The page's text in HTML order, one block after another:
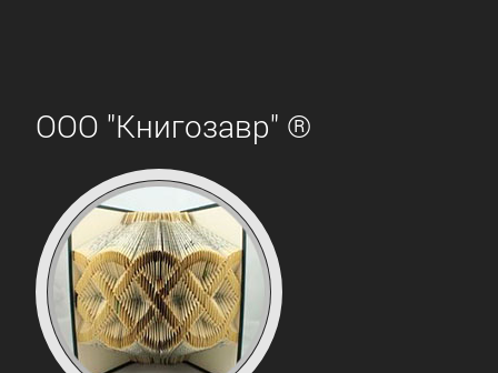
ООО "Книгозавр" ®